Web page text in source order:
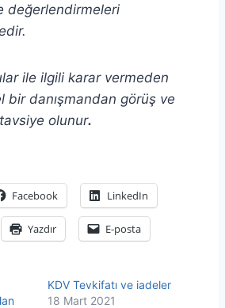
değerlendirmeleri
ile ilgili karar vermeden
bir danışmandan görüş ve
olunur.
Facebook LinkedIn
Yazdır E-posta
KDV Tevkifatı ve iadeler
18 Mart 2021